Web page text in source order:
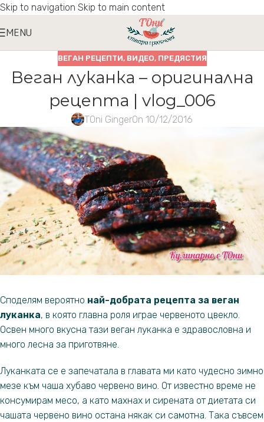
Skip to navigation Skip to main content
MENU
ВЕГАН РЕЦЕПТИ, ВИДЕО, ПРЕДЯСТИЯ
Веган луканка – оригинална
рецепта | vlog_006
TOni GingerOn 10/12/2016
Споделям вероятно най-добрата рецепта за веган
луканка, в която главна роля играе червеното цвекло.
Освен много вкусна тази веган луканка е здравословна и
много лесна за приготвяне.
Луканката се е запечатала в главата ми като чудесно зимно
мезе към чаша хубаво червено вино. От известно време не
консумирам месо, а като махнах и сирената от диетата си
чашата червено вино остана някак си самотна. Така съвсем